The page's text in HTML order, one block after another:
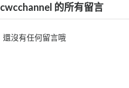
cwcchannel 的所有留言
還沒有任何留言哦